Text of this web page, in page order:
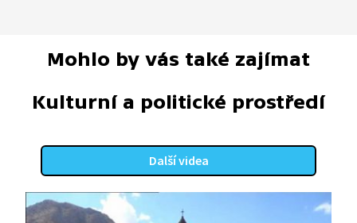
Mohlo by vás také zajímat
Kulturní a politické prostředí
Další videa